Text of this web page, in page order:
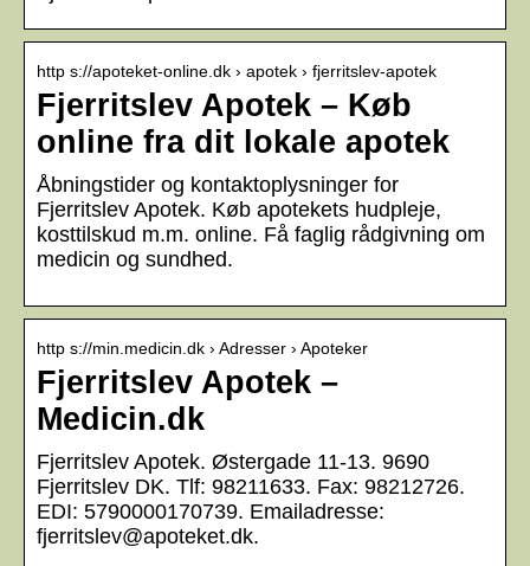
http s://apoteket-online.dk › apotek › fjerritslev-apotek
Fjerritslev Apotek – Køb
online fra dit lokale apotek
Åbningstider og kontaktoplysninger for
Fjerritslev Apotek. Køb apotekets hudpleje,
kosttilskud m.m. online. Få faglig rådgivning om
medicin og sundhed.
http s://min.medicin.dk › Adresser › Apoteker
Fjerritslev Apotek –
Medicin.dk
Fjerritslev Apotek. Østergade 11-13. 9690
Fjerritslev DK. Tlf: 98211633. Fax: 98212726.
EDI: 5790000170739. Emailadresse:
fjerritslev@apoteket.dk.